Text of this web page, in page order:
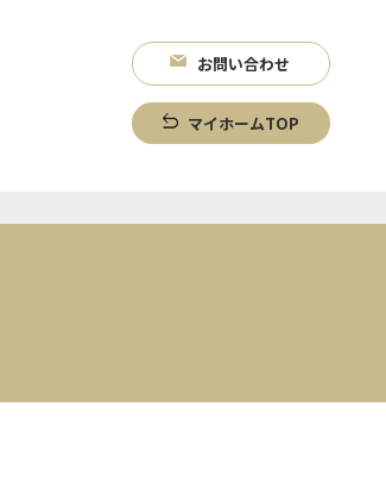
お問い合わせ
マイホームTOP